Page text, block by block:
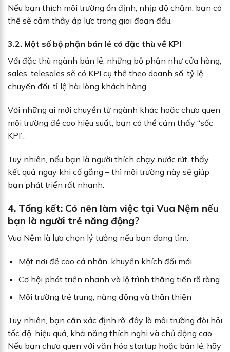
Nếu bạn thích môi trường ổn định, nhịp độ chậm, bạn có
thể sẽ cảm thấy áp lực trong giai đoạn đầu.
3.2. Một số bộ phận bán lẻ có đặc thù về KPI
Với đặc thù ngành bán lẻ, những bộ phận như cửa hàng,
sales, telesales sẽ có KPI cụ thể theo doanh số, tỷ lệ
chuyển đổi, tỉ lệ hài lòng khách hàng…
Với những ai mới chuyển từ ngành khác hoặc chưa quen
môi trường đề cao hiệu suất, bạn có thể cảm thấy “sốc
KPI”.
Tuy nhiên, nếu bạn là người thích chạy nước rút, thấy
kết quả ngay khi cố gắng – thì môi trường này sẽ giúp
bạn phát triển rất nhanh.
4. Tổng kết: Có nên làm việc tại Vua Nệm nếu
bạn là người trẻ năng động?
Vua Nệm là lựa chọn lý tưởng nếu bạn đang tìm:
Một nơi đề cao cá nhân, khuyến khích đổi mới
Cơ hội phát triển nhanh và lộ trình thăng tiến rõ ràng
Môi trường trẻ trung, năng động và thân thiện
Tuy nhiên, bạn cần xác định rõ: đây là môi trường đòi hỏi
tốc độ, hiệu quả, khả năng thích nghi và chủ động cao.
Nếu bạn chưa quen với văn hóa startup hoặc bán lẻ, hãy